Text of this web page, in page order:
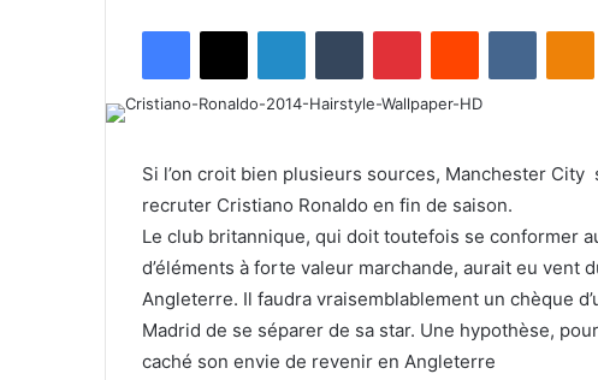
l
o
d
a
l
Si l’on croit bien plusieurs sources, Manchester City
recruter Cristiano Ronaldo en fin de saison.
Le club britannique, qui doit toutefois se conformer
d’éléments à forte valeur marchande, aurait eu vent
Angleterre. Il faudra vraisemblablement un chèque
Madrid de se séparer de sa star. Une hypothèse,
caché son envie de revenir en Angleterre